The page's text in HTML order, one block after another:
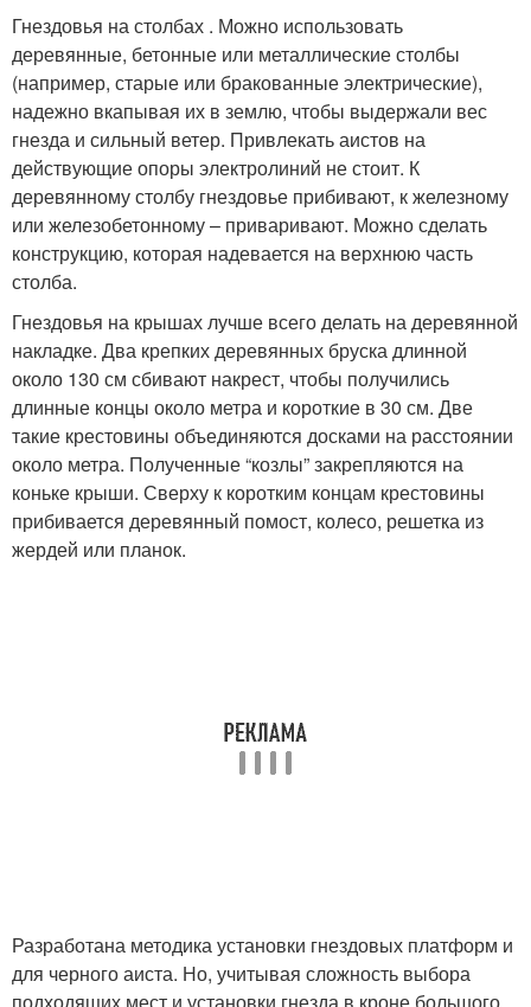
Гнездовья на столбах . Можно использовать
деревянные, бетонные или металлические столбы
(например, старые или бракованные электрические),
надежно вкапывая их в землю, чтобы выдержали вес
гнезда и сильный ветер. Привлекать аистов на
действующие опоры электролиний не стоит. К
деревянному столбу гнездовье прибивают, к железному
или железобетонному – приваривают. Можно сделать
конструкцию, которая надевается на верхнюю часть
столба.
Гнездовья на крышах лучше всего делать на деревянной
накладке. Два крепких деревянных бруска длинной
около 130 см сбивают накрест, чтобы получились
длинные концы около метра и короткие в 30 см. Две
такие крестовины объединяются досками на расстоянии
около метра. Полученные “козлы” закрепляются на
коньке крыши. Сверху к коротким концам крестовины
прибивается деревянный помост, колесо, решетка из
жердей или планок.
Разработана методика установки гнездовых платформ и
для черного аиста. Но, учитывая сложность выбора
подходящих мест и установки гнезда в кроне большого